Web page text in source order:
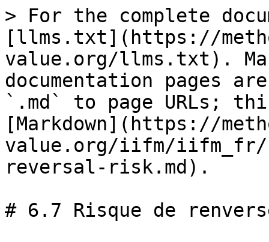
> For the complete
[llms.txt](https://
value.org/llms.txt).
documentation pages
`.md` to page URLs;
[Markdown](https://
value.org/iifm/iifm_fr/
reversal-risk.md).
# 6.7 Risque de